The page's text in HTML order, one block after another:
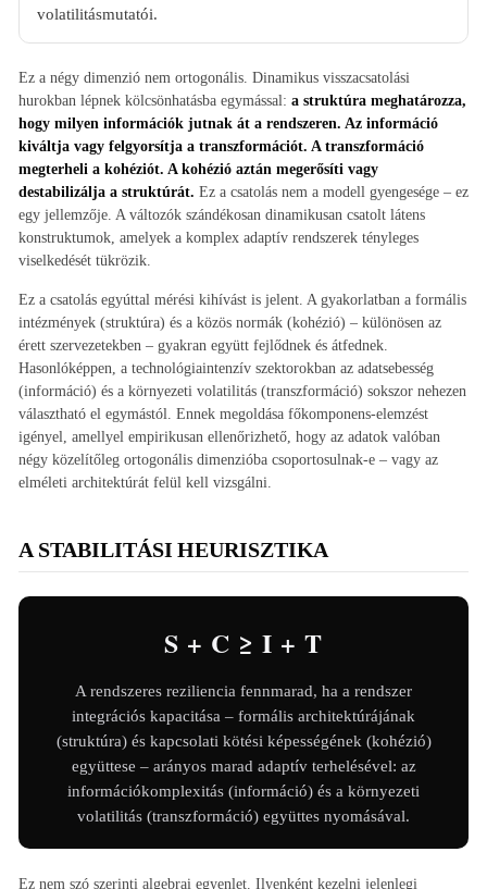
volatilitásmutatói.
Ez a négy dimenzió nem ortogonális. Dinamikus visszacsatolási
hurokban lépnek kölcsönhatásba egymással: a struktúra meghatározza,
hogy milyen információk jutnak át a rendszeren. Az információ
kiváltja vagy felgyorsítja a transzformációt. A transzformáció
megterheli a kohéziót. A kohézió aztán megerősíti vagy
destabilizálja a struktúrát. Ez a csatolás nem a modell gyengesége – ez
egy jellemzője. A változók szándékosan dinamikusan csatolt látens
konstruktumok, amelyek a komplex adaptív rendszerek tényleges
viselkedését tükrözik.
Ez a csatolás egyúttal mérési kihívást is jelent. A gyakorlatban a formális
intézmények (struktúra) és a közös normák (kohézió) – különösen az
érett szervezetekben – gyakran együtt fejlődnek és átfednek.
Hasonlóképpen, a technológiaintenzív szektorokban az adatsebesség
(információ) és a környezeti volatilitás (transzformáció) sokszor nehezen
választható el egymástól. Ennek megoldása főkomponens-elemzést
igényel, amellyel empirikusan ellenőrizhető, hogy az adatok valóban
négy közelítőleg ortogonális dimenzióba csoportosulnak-e – vagy az
elméleti architektúrát felül kell vizsgálni.
A STABILITÁSI HEURISZTIKA
S + C ≥ I + T
A rendszeres reziliencia fennmarad, ha a rendszer
integrációs kapacitása – formális architektúrájának
(struktúra) és kapcsolati kötési képességének (kohézió)
együttese – arányos marad adaptív terhelésével: az
információkomplexitás (információ) és a környezeti
volatilitás (transzformáció) együttes nyomásával.
Ez nem szó szerinti algebrai egyenlet. Ilyenként kezelni jelenlegi